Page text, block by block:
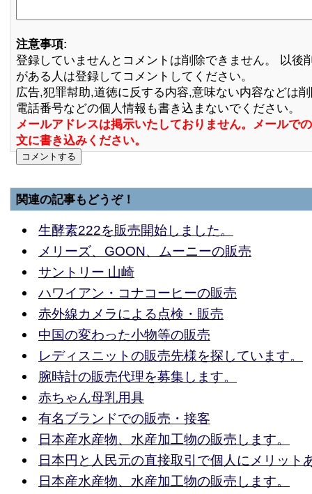
注意事項:
登録していませんとコメントは削除できません。 以後
がある人は登録してコメントしてください。
広告,犯罪幇助,道徳に反する内容,意味ない内容などは
電話番号などの個人情報も書き込まないでください。
メールアドレスは掲示いたしておりません。メールで
文に書き込みください。
関連の記事もどうぞ！
生酵素222を販売開始しました。
メリーズ、GOON、ムーニーの販売
サントリー 山崎
ハワイアン・コナコーヒーの販売
赤外線カメラによる点検・販売
中国の変わった小物等の販売
レディスニットの販売先様を探しています。
腕時計の販売代理を募集します。
赤ちゃん母乳用具
有名ブランドでの販売・接客
日本産水産物、水産加工物の販売します。
日本円と人民元の直接取引で個人にメリット
日本産水産物、水産加工物の販売します。